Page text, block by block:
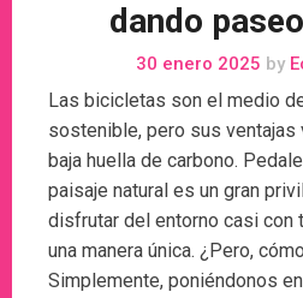
dando
30 enero 2025 by
Las bicicletas son el medio
sostenible, pero sus
baja huella de carbono.
paisaje natural es un gran
disfrutar del entorno casi
una manera única. ¿Pero,
Simplemente, poniéndonos